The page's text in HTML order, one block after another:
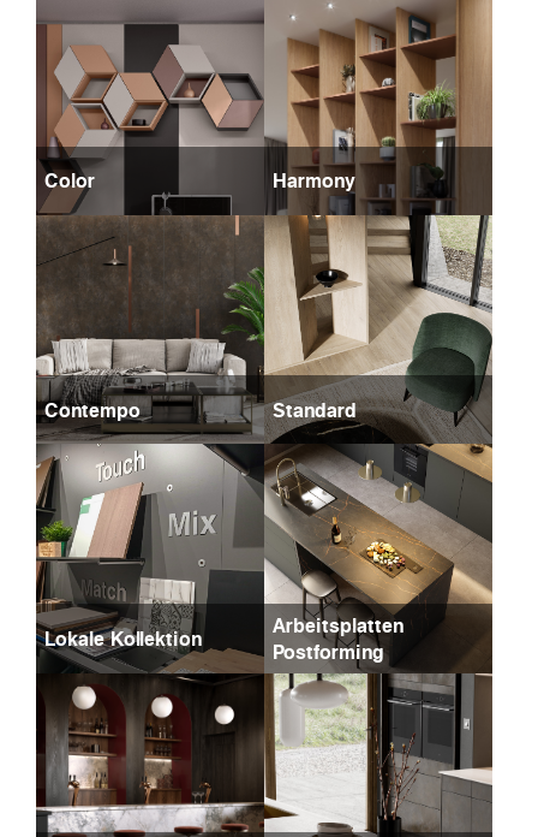
Color Harmony
Contempo Standard
Lokale Kollektion
Arbeitsplatten
Postforming